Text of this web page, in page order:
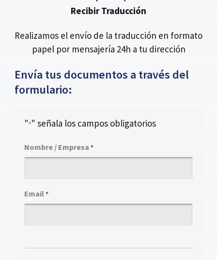
Recibir Traducción
Realizamos el envío de la traducción en formato
papel por mensajería 24h a tu dirección
Envía tus documentos a través del
formulario:
"*" señala los campos obligatorios
Nombre / Empresa *
Email *